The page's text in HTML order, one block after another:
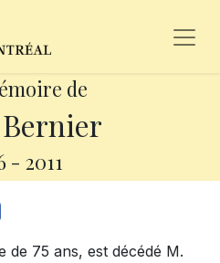
de
- 2011
de 75 ans, est décédé M.